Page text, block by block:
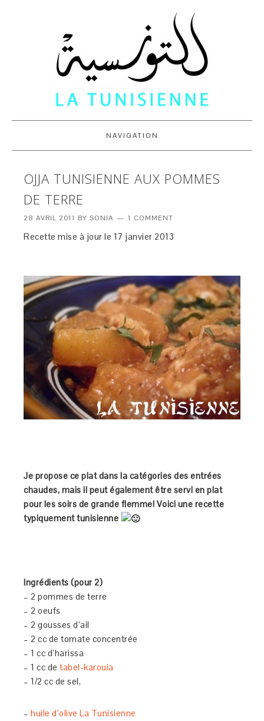
NAVIGATION
OJJA TUNISIENNE AUX POMMES
DE TERRE
28 AVRIL 2011 BYSONIA 1 COMMENT
Recette mise à jour le 17 janvier 2013
Je propose ce plat dans la catégories des entrées
chaudes, mais il peut également être servi en plat
pour les soirs de grande flemme! Voici une recette
typiquement tunisienne
Ingrédients (pour 2)
– 2 pommes de terre
– 2 oeufs
– 2 gousses d’ail
– 2 cc de tomate concentrée
– 1 cc d’harissa
– 1 cc detabel-karouia
– 1/2 cc de sel,
–huile d’olive La Tunisienne